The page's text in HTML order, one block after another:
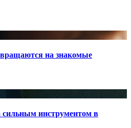
на знакомые
сильным инструментом в